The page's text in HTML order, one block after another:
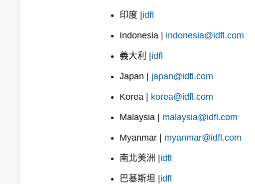
印度 |idfl
Indonesia | indonesia@idfl.com
義大利 |idfl
Japan | japan@idfl.com
Korea | korea@idfl.com
Malaysia | malaysia@idfl.com
Myanmar | myanmar@idfl.com
南北美洲 |idfl
巴基斯坦 |idfl